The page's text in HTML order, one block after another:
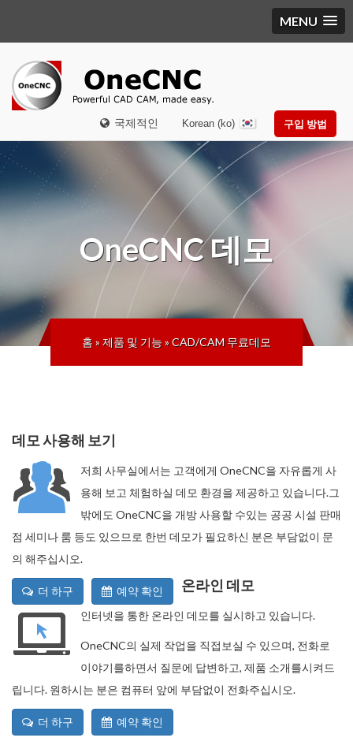
MENU
국제적인 구입 방법
Korean (ko)
OneCNC데모
홈»제품 및 기능»CAD/CAM 무료데모
데모 사용해 보기
저희 사무실에서는 고객에게 OneCNC을 자유롭게 사
용해 보고 체험하실 데모 환경을 제공하고 있습니다.그
밖에도 OneCNC을 개방 사용할 수있는 공공 시설 판매
점 세미나 룸 등도 있으므로 한번 데모가 필요하신 분은 부담없이 문
의 해주십시오.
더 하구 예약 확인 온라인 데모
인터넷을 통한 온라인 데모를 실시하고 있습니다.
OneCNC의 실제 작업을 직접보실 수 있으며, 전화로
이야기를하면서 질문에 답변하고, 제품 소개를시켜드
립니다. 원하시는 분은 컴퓨터 앞에 부담없이 전화주십시오.
더 하구 예약 확인